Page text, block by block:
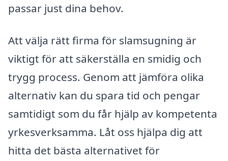
passar just dina behov.
Att välja rätt firma för slamsugning är
viktigt för att säkerställa en smidig och
trygg process. Genom att jämföra olika
alternativ kan du spara tid och pengar
samtidigt som du får hjälp av kompetenta
yrkesverksamma. Låt oss hjälpa dig att
hitta det bästa alternativet för